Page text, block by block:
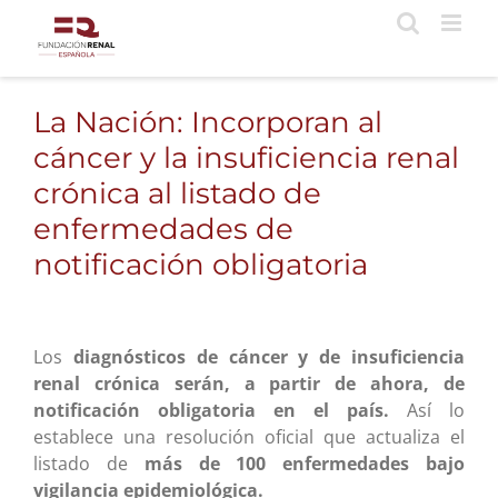
contenido
La Nación: Incorporan al
cáncer y la insuficiencia renal
crónica al listado de
enfermedades de
notificación obligatoria
Los diagnósticos de cáncer y de insuficiencia
renal crónica serán, a partir de ahora, de
notificación obligatoria en el país. Así lo
establece una resolución oficial que actualiza el
listado de más de 100 enfermedades bajo
vigilancia epidemiológica.